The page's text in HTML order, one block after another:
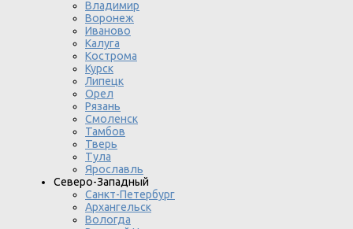
Владимир
Воронеж
Иваново
Калуга
Кострома
Курск
Липецк
Орел
Рязань
Смоленск
Тамбов
Тверь
Тула
Ярославль
Северо-Западный
Санкт-Петербург
Архангельск
Вологда